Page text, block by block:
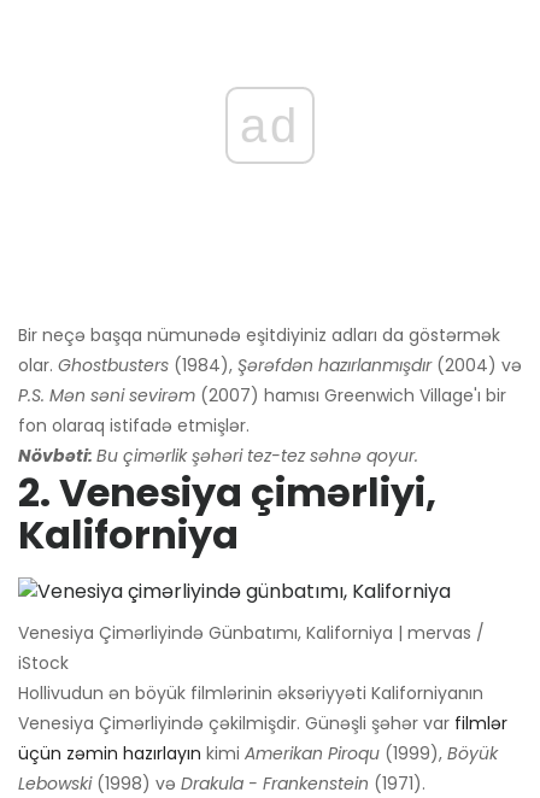
ad
Bir neçə başqa nümunədə eşitdiyiniz adları da göstərmək
olar. Ghostbusters (1984), Şərəfdən hazırlanmışdır(2004) və
P.S. Mən səni sevirəm (2007) hamısı Greenwich Village'ı bir
fon olaraq istifadə etmişlər.
Növbəti: Bu çimərlik şəhəri tez-tez səhnə qoyur.
2. Venesiya çimərliyi,
Kaliforniya
Venesiya Çimərliyində Günbatımı, Kaliforniya | mervas /
iStock
Hollivudun ən böyük filmlərinin əksəriyyəti Kaliforniyanın
Venesiya Çimərliyində çəkilmişdir. Günəşli şəhər var filmlər
üçün zəmin hazırlayın kimi Amerikan Piroqu (1999), Böyük
Lebowski(1998) və Drakula - Frankenstein (1971).